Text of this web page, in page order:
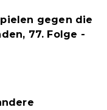
gegen die
77. Folge -